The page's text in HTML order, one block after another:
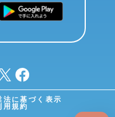
facebook
法に基づく表示
用規約